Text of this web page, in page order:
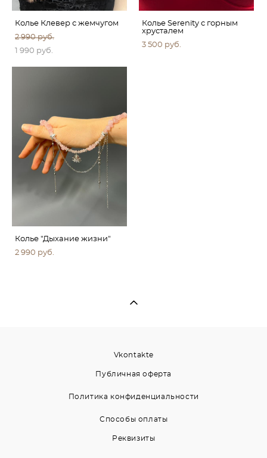
Колье Клевер с жемчугом
2 990 pуб.
1 990 pуб.
Колье Serenity с горным
хрусталем
3 500 pуб.
Колье "Дыхание жизни"
2 990 pуб.
Vkontakte
Публичная оферта
Политика конфиденциальности
Способы оплаты
Реквизиты